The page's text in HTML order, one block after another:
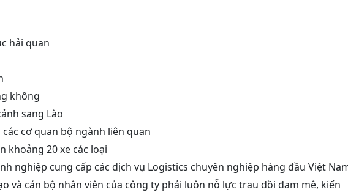
hải quan
không
sang Lào
cơ quan bộ ngành liên quan
khoảng 20 xe các loại
nghiệp cung cấp các dịch vụ Logistics chuyên nghiệp hàng đầu Việt
và cán bộ nhân viên của công ty phải luôn nỗ lực trau dồi đam mê, kiến